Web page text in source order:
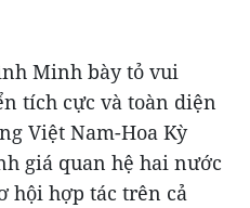
Minh bày tỏ vui
tích cực và toàn diện
Việt Nam-Hoa Kỳ
giá quan hệ hai nước
hội hợp tác trên cả